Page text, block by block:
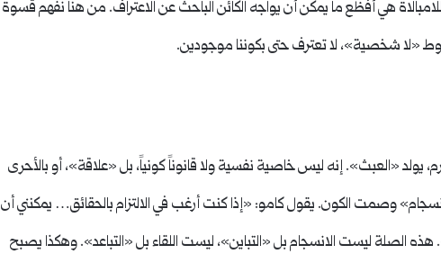
هي أفظع ما يمكن أن يواجه الكائن الباحث عن الاعتراف. من هنا نفهم قسوة
«لا شخصية»، لا تعترف حتى بكوننا موجودين.
يولد «العبث». إنه ليس خاصية نفسية ولا قانوناً كونياً، بل «علاقة»، أو بالأحرى
وصمت الكون. يقول كامو: «إذا كنت أرغب في الالتزام بالحقائق… يمكنني أن
الصلة ليست الانسجام بل «التباين»، ليست اللقاء بل «التباعد». وهكذا يصبح